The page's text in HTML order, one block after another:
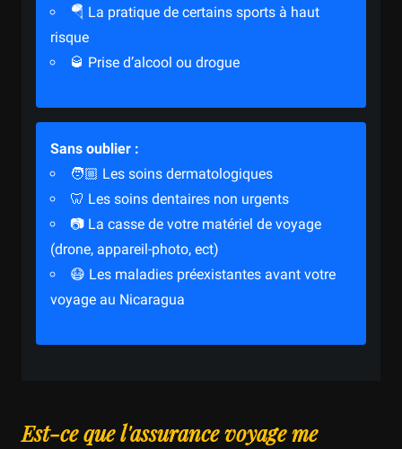
🪂 La pratique de certains sports à haut
risque
🥃 Prise d’alcool ou drogue
Sans oublier :
🧑🏼‍ Les soins dermatologiques
🦷 Les soins dentaires non urgents
📷 La casse de votre matériel de voyage
(drone, appareil-photo, ect)
😷 Les maladies préexistantes avant votre
voyage au Nicaragua
Est-ce que l'assurance voyage me